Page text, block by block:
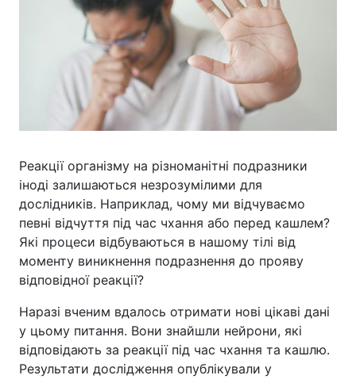
Реакції організму на різноманітні подразники
іноді залишаються незрозумілими для
дослідників. Наприклад, чому ми відчуваємо
певні відчуття під час чхання або перед кашлем?
Які процеси відбуваються в нашому тілі від
моменту виникнення подразнення до прояву
відповідної реакції?
Наразі вченим вдалось отримати нові цікаві дані
у цьому питання. Вони знайшли нейрони, які
відповідають за реакції під час чхання та кашлю.
Результати дослідження опублікували у